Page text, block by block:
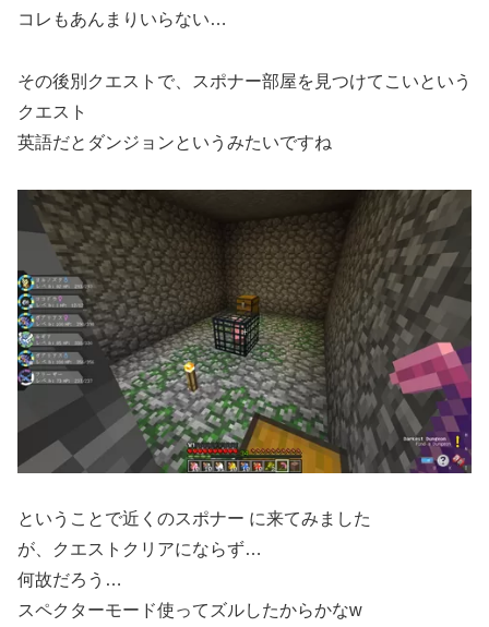
コレもあんまりいらない…
その後別クエストで、スポナー部屋を見つけてこいという
クエスト
英語だとダンジョンというみたいですね
ということで近くのスポナー に来てみました
が、クエストクリアにならず…
何故だろう…
スペクターモード使ってズルしたからかなw